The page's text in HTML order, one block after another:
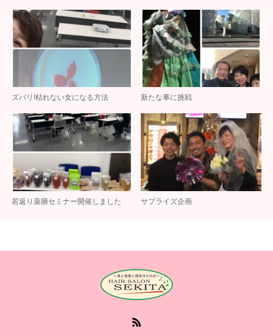
ズバリ!枯れない女になる方法 新たな事に挑戦
若返り薬膳セミナー開催しました サプライズ企画